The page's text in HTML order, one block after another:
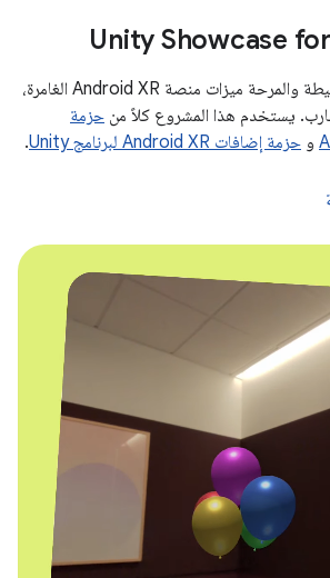
Unity Showcase
توضّح هذه النماذج البسيطة والمرحة ميزات منصة Android XR الغامرة،
يستخدم هذا المشروع كلاً من حزمة
و حزمة إضافات Android XR لبرنامج Unity .